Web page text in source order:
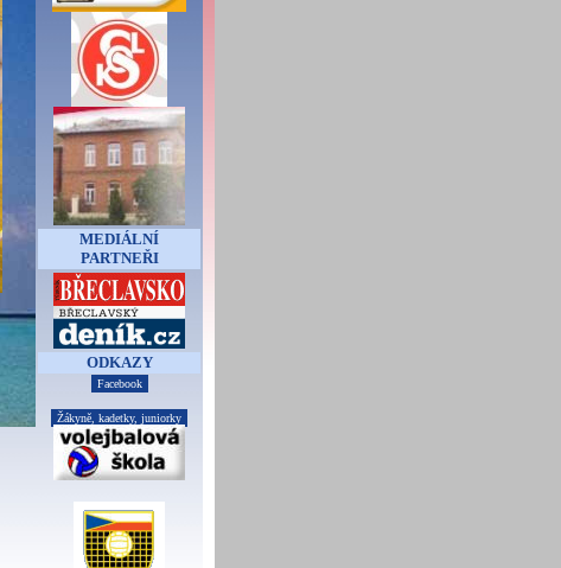
MEDIÁLNÍ
PARTNEŘI
ODKAZY
Facebook
Žákyně, kadetky, juniorky